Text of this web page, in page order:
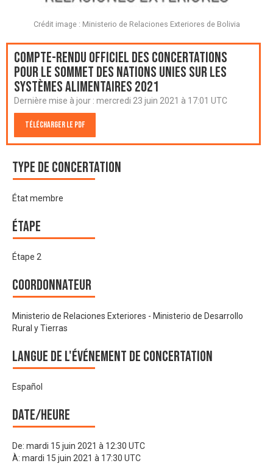
Compte-rendu officiel des Concertations
pour le Sommet des Nations Unies sur les
systèmes alimentaires 2021
Dernière mise à jour : mercredi 23 juin 2021 à 17:01 UTC
Télécharger le PDF
Type de Concertation
État membre
Étape
Étape 2
Coordonnateur
Ministerio de Relaciones Exteriores - Ministerio de Desarrollo
Rural y Tierras
Langue de l'événement de Concertation
Español
Date/heure
De: mardi 15 juin 2021 à 12:30 UTC
À: mardi 15 juin 2021 à 17:30 UTC
Crédit image : Ministerio de Relaciones Exteriores de Bolivia